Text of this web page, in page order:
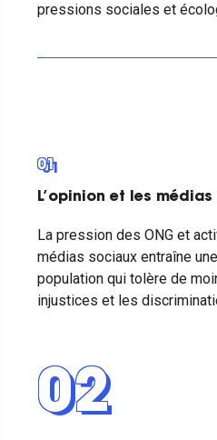
pressions sociales et
01
L’opinion et les médias
La pression des ONG et
médias sociaux entraîne
population qui tolère de
injustices et les
02